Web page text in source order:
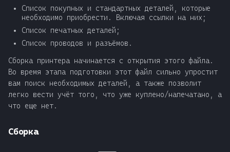
Список покупных и стандартных деталей, которые
необходимо приобрести. Включая ссылки на них;
Список печатных деталей;
Список проводов и разъёмов.
Сборка принтера начинается с открытия этого файла.
Во время этапа подготовки этот файл сильно упростит
вам поиск необходимых деталей, а также позволит
легко вести учёт того, что уже куплено/напечатано, а
что еще нет.
Сборка